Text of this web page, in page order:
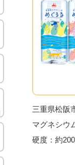
三重県松阪
マグネシウ
硬度：約